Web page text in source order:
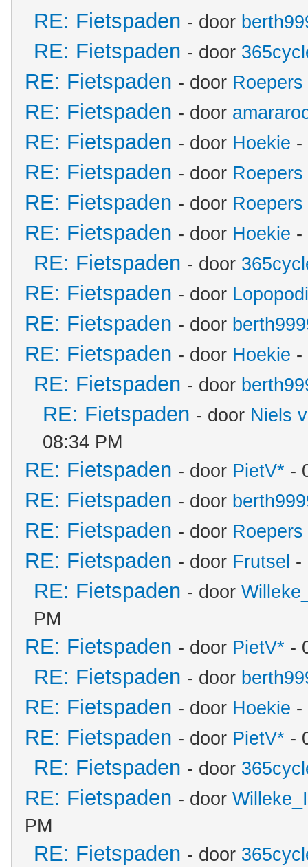
RE: Fietspaden - door
RE: Fietspaden - door
RE: Fietspaden - door Roepers
RE: Fietspaden - door
RE: Fietspaden - door Hoekie -
RE: Fietspaden - door Roepers
RE: Fietspaden - door Roepers
RE: Fietspaden - door Hoekie -
RE: Fietspaden - door
RE: Fietspaden - door
RE: Fietspaden - door
RE: Fietspaden - door Hoekie -
RE: Fietspaden - door
RE: Fietspaden - door Niels
08:34 PM
RE: Fietspaden - door PietV* -
RE: Fietspaden - door
RE: Fietspaden - door Roepers
RE: Fietspaden - door Frutsel -
RE: Fietspaden - door
PM
RE: Fietspaden - door PietV* -
RE: Fietspaden - door
RE: Fietspaden - door Hoekie -
RE: Fietspaden - door PietV* -
RE: Fietspaden - door
RE: Fietspaden - door
PM
RE: Fietspaden - door